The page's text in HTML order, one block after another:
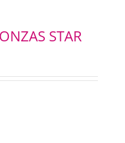
STAR